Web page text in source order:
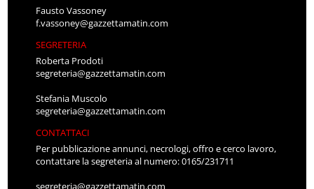
Fausto Vassoney
f.vassoney@gazzettamatin.com
SEGRETERIA
Roberta Prodoti
segreteria@gazzettamatin.com
Stefania Muscolo
segreteria@gazzettamatin.com
CONTATTACI
Per pubblicazione annunci, necrologi, offro e cerco lavoro,
contattare la segreteria al numero: 0165/231711
segreteria@gazzettamatin.com